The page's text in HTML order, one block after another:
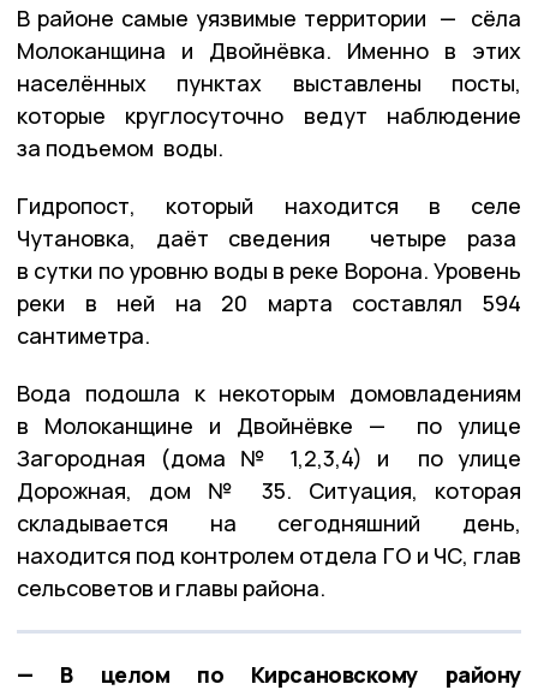
В районе самые уязвимые территории — сёла
Молоканщина и Двойнёвка. Именно в этих
населённых пунктах выставлены посты,
которые круглосуточно ведут наблюдение
за подъемом воды.
Гидропост, который находится в селе
Чутановка, даёт сведения четыре раза
в сутки по уровню воды в реке Ворона. Уровень
реки в ней на 20 марта составлял 594
сантиметра.
Вода подошла к некоторым домовладениям
в Молоканщине и Двойнёвке — по улице
Загородная (дома № 1,2,3,4) и по улице
Дорожная, дом № 35. Ситуация, которая
складывается на сегодняшний день,
находится под контролем отдела ГО и ЧС, глав
сельсоветов и главы района.
— В целом по Кирсановскому району